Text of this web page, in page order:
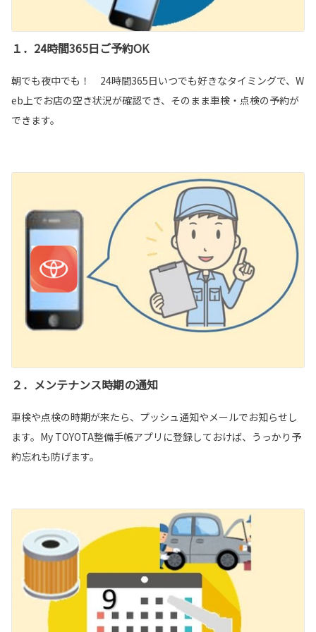
１．24時間365日ご予約OK
朝でも夜中でも！ 24時間365日いつでも好きなタイミングで、W
eb上でお店の空き状況が確認でき、そのまま車検・点検の予約が
できます。
２．メンテナンス時期の通知
車検や点検の時期が来たら、プッシュ通知やメールでお知らせし
ます。My TOYOTA整備手帳アプリに登録しておけば、うっかり予
約忘れも防げます。